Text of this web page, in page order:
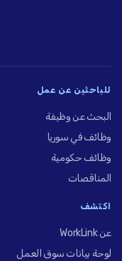
للباحثين عن عمل
البحث عن وظيفة
وظائف في سوريا
وظائف حكومية
المناقصات
اكتشف
عن WorkLink
لوحة بيانات سوق العمل